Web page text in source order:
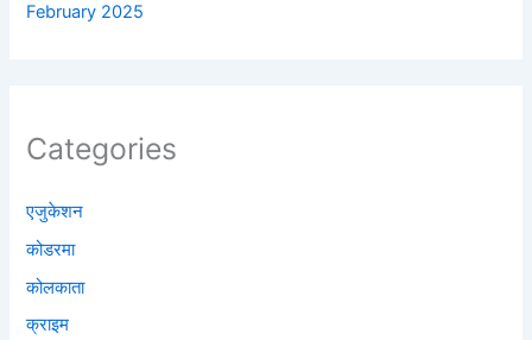
February 2025
Categories
एजुकेशन
कोडरमा
कोलकाता
क्राइम